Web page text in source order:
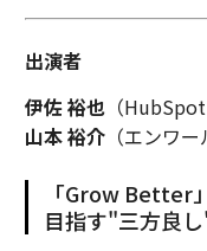
出演者
伊佐 裕也（HubSpot
山本 裕介（エンワー
「Grow Better
目指す"三方良